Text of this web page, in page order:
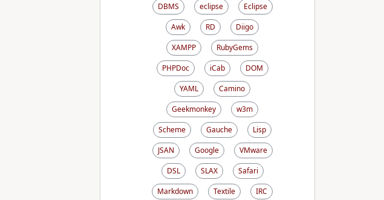
DBMS
eclipse
Eclipse
Awk
RD
Diigo
XAMPP
RubyGems
PHPDoc
iCab
DOM
YAML
Camino
Geekmonkey
w3m
Scheme
Gauche
Lisp
JSAN
Google
VMware
DSL
SLAX
Safari
Markdown
Textile
IRC